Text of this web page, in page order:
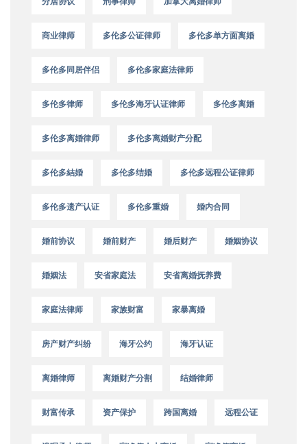
商业律师 多伦多公证律师 多伦多单方面离婚
多伦多同居伴侣 多伦多家庭法律师
多伦多律师 多伦多海牙认证律师 多伦多离婚
多伦多离婚律师 多伦多离婚财产分配
多伦多結婚 多伦多结婚 多伦多远程公证律师
多伦多遗产认证 多伦多重婚 婚内合同
婚前协议 婚前财产 婚后财产 婚姻协议
婚姻法 安省家庭法 安省离婚抚养费
家庭法律师 家族财富 家暴离婚
房产财产纠纷 海牙公约 海牙认证
离婚律师 离婚财产分割 结婚律师
财富传承 资产保护 跨国离婚 远程公证